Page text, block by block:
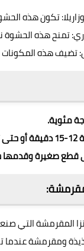
تكون هذه
تمنح هذه
تضيف هذه
المقرمشة
ومقرمشة